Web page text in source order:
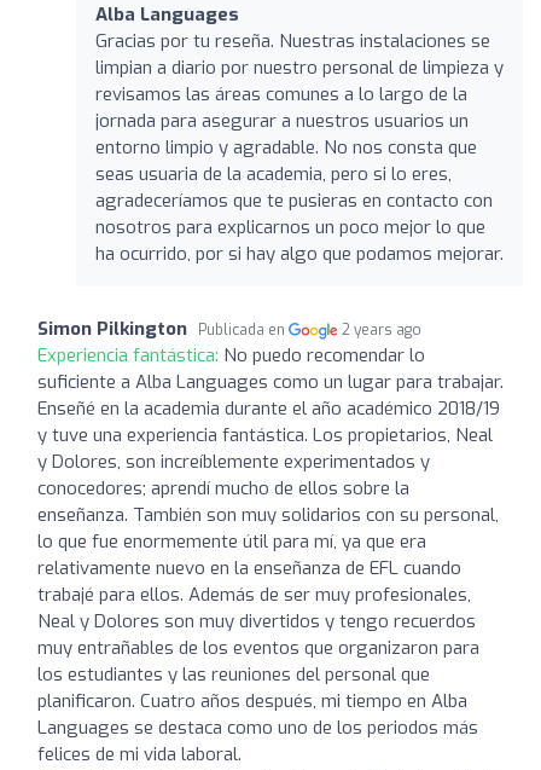
Alba Languages
Gracias por tu reseña. Nuestras instalaciones se
limpian a diario por nuestro personal de limpieza y
revisamos las áreas comunes a lo largo de la
jornada para asegurar a nuestros usuarios un
entorno limpio y agradable. No nos consta que
seas usuaria de la academia, pero si lo eres,
agradeceríamos que te pusieras en contacto con
nosotros para explicarnos un poco mejor lo que
ha ocurrido, por si hay algo que podamos mejorar.
Simon Pilkington Publicada en 2 years ago
Experiencia fantástica: No puedo recomendar lo
suficiente a Alba Languages como un lugar para trabajar.
Enseñé en la academia durante el año académico 2018/19
y tuve una experiencia fantástica. Los propietarios, Neal
y Dolores, son increíblemente experimentados y
conocedores; aprendí mucho de ellos sobre la
enseñanza. También son muy solidarios con su personal,
lo que fue enormemente útil para mí, ya que era
relativamente nuevo en la enseñanza de EFL cuando
trabajé para ellos. Además de ser muy profesionales,
Neal y Dolores son muy divertidos y tengo recuerdos
muy entrañables de los eventos que organizaron para
los estudiantes y las reuniones del personal que
planificaron. Cuatro años después, mi tiempo en Alba
Languages se destaca como uno de los periodos más
felices de mi vida laboral.